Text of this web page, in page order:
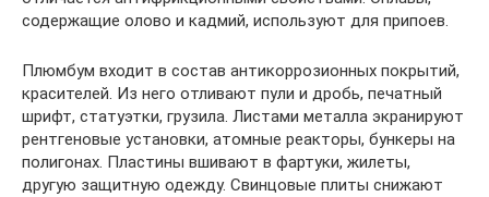
содержащие олово и кадмий, используют для припоев.
Плюмбум входит в состав антикоррозионных покрытий,
красителей. Из него отливают пули и дробь, печатный
шрифт, статуэтки, грузила. Листами металла экранируют
рентгеновые установки, атомные реакторы, бункеры на
полигонах. Пластины вшивают в фартуки, жилеты,
другую защитную одежду. Свинцовые плиты снижают